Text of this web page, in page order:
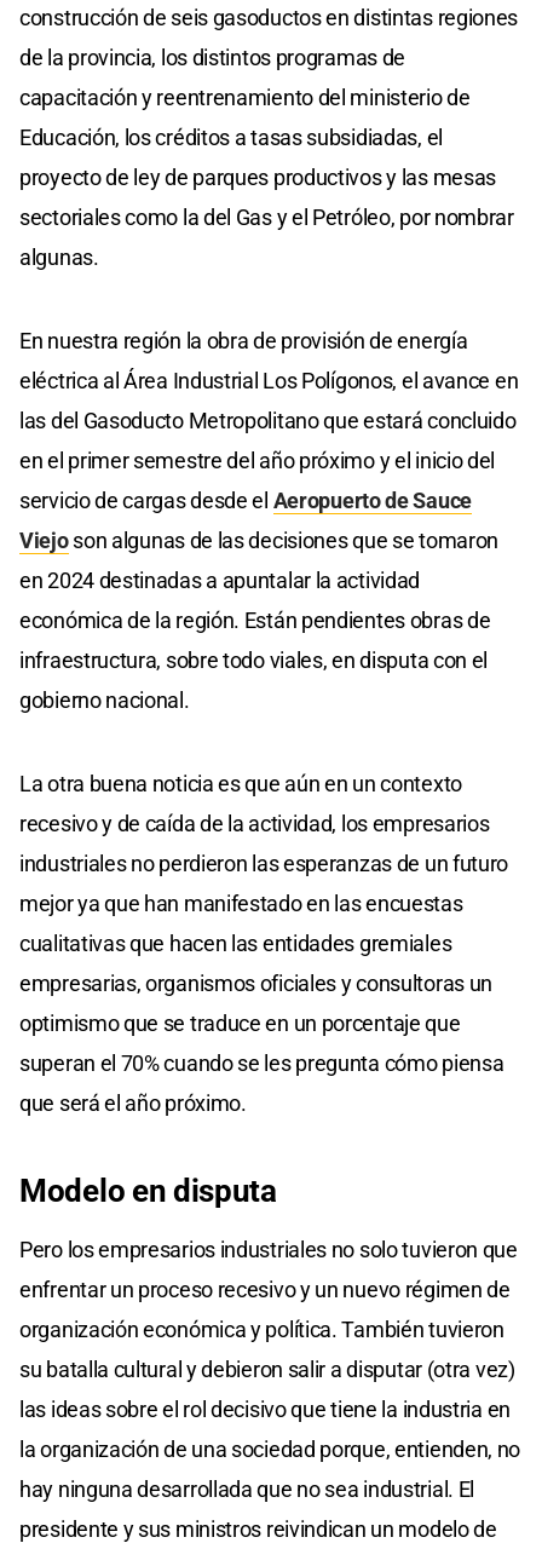
construcción de seis gasoductos en distintas regiones
de la provincia, los distintos programas de
capacitación y reentrenamiento del ministerio de
Educación, los créditos a tasas subsidiadas, el
proyecto de ley de parques productivos y las mesas
sectoriales como la del Gas y el Petróleo, por nombrar
algunas.
En nuestra región la obra de provisión de energía
eléctrica al Área Industrial Los Polígonos, el avance en
las del Gasoducto Metropolitano que estará concluido
en el primer semestre del año próximo y el inicio del
servicio de cargas desde el Aeropuerto de Sauce
Viejoson algunas de las decisiones que se tomaron
en 2024 destinadas a apuntalar la actividad
económica de la región. Están pendientes obras de
infraestructura, sobre todo viales, en disputa con el
gobierno nacional.
La otra buena noticia es que aún en un contexto
recesivo y de caída de la actividad, los empresarios
industriales no perdieron las esperanzas de un futuro
mejor ya que han manifestado en las encuestas
cualitativas que hacen las entidades gremiales
empresarias, organismos oficiales y consultoras un
optimismo que se traduce en un porcentaje que
superan el 70% cuando se les pregunta cómo piensa
que será el año próximo.
Modelo en disputa
Pero los empresarios industriales no solo tuvieron que
enfrentar un proceso recesivo y un nuevo régimen de
organización económica y política. También tuvieron
su batalla cultural y debieron salir a disputar (otra vez)
las ideas sobre el rol decisivo que tiene la industria en
la organización de una sociedad porque, entienden, no
hay ninguna desarrollada que no sea industrial. El
presidente y sus ministros reivindican un modelo de